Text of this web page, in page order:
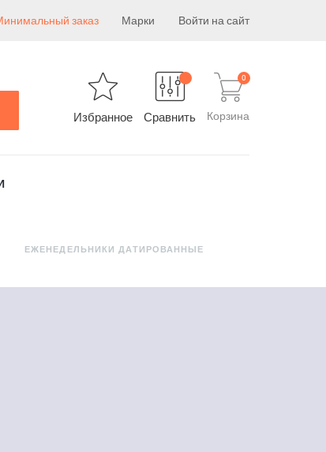
заказ Марки Войти на сайт
Избранное Сравнить Корзина
0
ЕЖЕНЕДЕЛЬНИКИ ДАТИРОВАННЫЕ